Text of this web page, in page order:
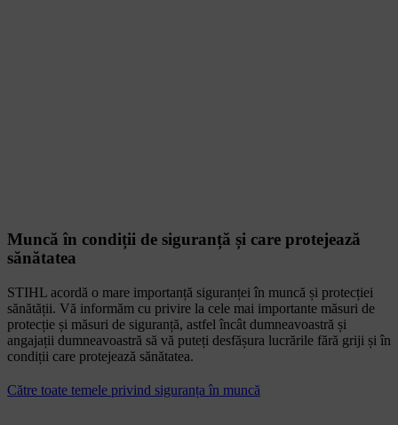
Muncă în condiții de siguranță și care protejează
sănătatea
STIHL acordă o mare importanță siguranței în muncă și protecției
sănătății. Vă informăm cu privire la cele mai importante măsuri de
protecție și măsuri de siguranță, astfel încât dumneavoastră și
angajații dumneavoastră să vă puteți desfășura lucrările fără griji și în
condiții care protejează sănătatea.
Către toate temele privind siguranța în muncă